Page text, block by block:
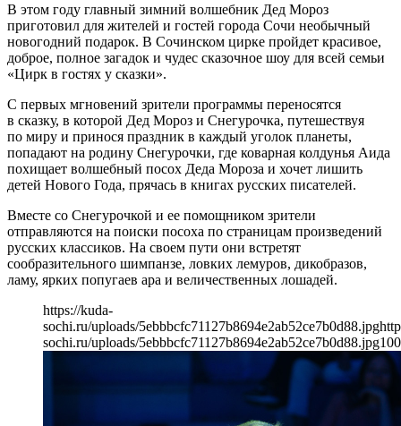
В этом году главный зимний волшебник Дед Мороз
приготовил для жителей и гостей города Сочи необычный
новогодний подарок. В Сочинском цирке пройдет красивое,
доброе, полное загадок и чудес сказочное шоу для всей семьи
«Цирк в гостях у сказки».
С первых мгновений зрители программы переносятся
в сказку, в которой Дед Мороз и Снегурочка, путешествуя
по миру и принося праздник в каждый уголок планеты,
попадают на родину Снегурочки, где коварная колдунья Аида
похищает волшебный посох Деда Мороза и хочет лишить
детей Нового Года, прячась в книгах русских писателей.
Вместе со Снегурочкой и ее помощником зрители
отправляются на поиски посоха по страницам произведений
русских классиков. На своем пути они встретят
сообразительного шимпанзе, ловких лемуров, дикобразов,
ламу, ярких попугаев ара и величественных лошадей.
https://kuda-
sochi.ru/uploads/5ebbbcfc71127b8694e2ab52ce7b0d88.jpg
sochi.ru/uploads/5ebbbcfc71127b8694e2ab52ce7b0d88.jpg